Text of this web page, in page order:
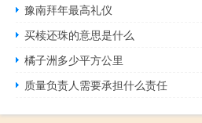
豫南拜年最高礼仪
买椟还珠的意思是什么
橘子洲多少平方公里
质量负责人需要承担什么责任